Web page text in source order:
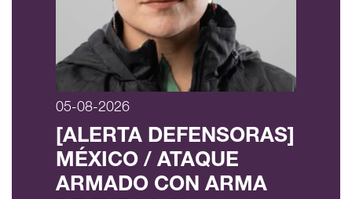
05-08-2026
[ALERTA DEFENSORAS]
MÉXICO / ATAQUE
ARMADO CON ARMA